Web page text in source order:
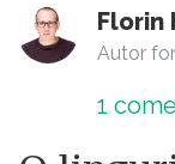
Florin
Autor
1